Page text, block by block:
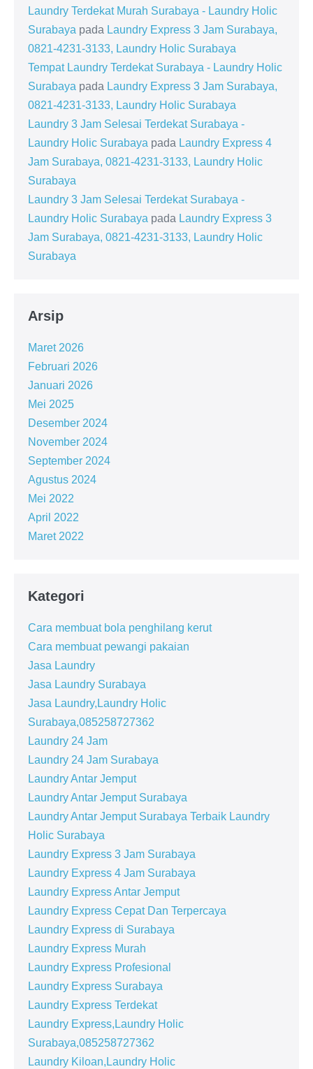
Laundry Terdekat Murah Surabaya - Laundry Holic
Surabaya pada Laundry Express 3 Jam Surabaya,
0821-4231-3133, Laundry Holic Surabaya
Tempat Laundry Terdekat Surabaya - Laundry Holic
Surabaya pada Laundry Express 3 Jam Surabaya,
0821-4231-3133, Laundry Holic Surabaya
Laundry 3 Jam Selesai Terdekat Surabaya -
Laundry Holic Surabaya pada Laundry Express 4
Jam Surabaya, 0821-4231-3133, Laundry Holic
Surabaya
Laundry 3 Jam Selesai Terdekat Surabaya -
Laundry Holic Surabaya pada Laundry Express 3
Jam Surabaya, 0821-4231-3133, Laundry Holic
Surabaya
Arsip
Maret 2026
Februari 2026
Januari 2026
Mei 2025
Desember 2024
November 2024
September 2024
Agustus 2024
Mei 2022
April 2022
Maret 2022
Kategori
Cara membuat bola penghilang kerut
Cara membuat pewangi pakaian
Jasa Laundry
Jasa Laundry Surabaya
Jasa Laundry,Laundry Holic
Surabaya,085258727362
Laundry 24 Jam
Laundry 24 Jam Surabaya
Laundry Antar Jemput
Laundry Antar Jemput Surabaya
Laundry Antar Jemput Surabaya Terbaik Laundry
Holic Surabaya
Laundry Express 3 Jam Surabaya
Laundry Express 4 Jam Surabaya
Laundry Express Antar Jemput
Laundry Express Cepat Dan Terpercaya
Laundry Express di Surabaya
Laundry Express Murah
Laundry Express Profesional
Laundry Express Surabaya
Laundry Express Terdekat
Laundry Express,Laundry Holic
Surabaya,085258727362
Laundry Kiloan,Laundry Holic